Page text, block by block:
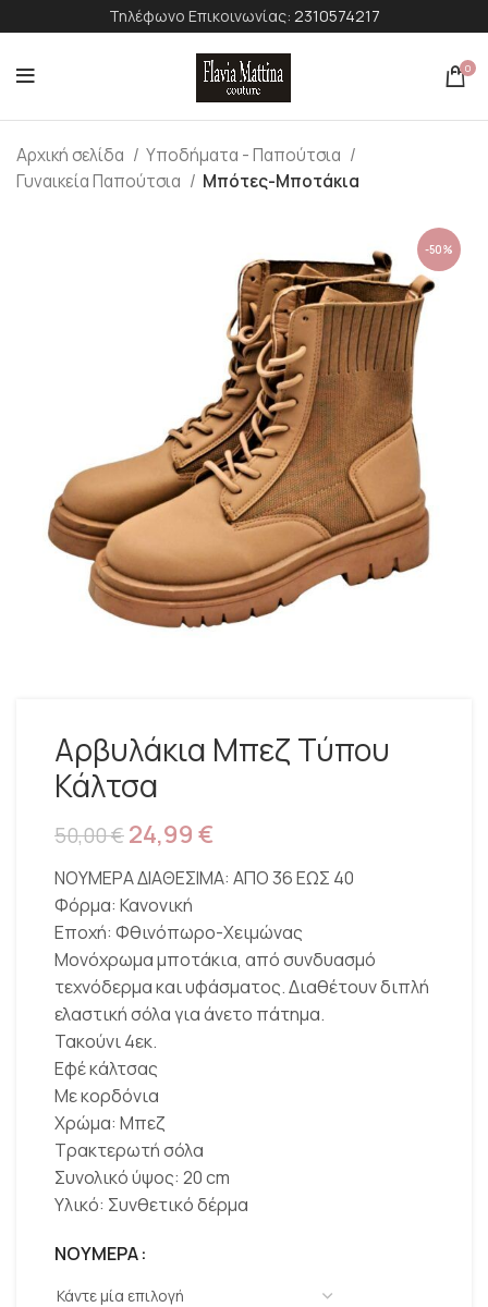
Τηλέφωνο Επικοινωνίας: 2310574217
0
Αρχική σελίδα
Υποδήματα - Παπούτσια
Γυναικεία Παπούτσια
Μπότες-Μποτάκια
-50%
Αρβυλάκια Μπεζ Τύπου
Κάλτσα
50,00€24,99 €
ΝΟΥΜΕΡΑ ΔΙΑΘΕΣΙΜΑ: ΑΠΟ 36 ΕΩΣ 40
Φόρμα: Κανονική
Εποχή: Φθινόπωρο-Χειμώνας
Μονόχρωμα μποτάκια, από συνδυασμό
τεχνόδερμα και υφάσματος. Διαθέτουν διπλή
ελαστική σόλα για άνετο πάτημα.
Τακούνι 4εκ.
Εφέ κάλτσας
Με κορδόνια
Χρώμα: Μπεζ
Τρακτερωτή σόλα
Συνολικό ύψος: 20 cm
Υλικό: Συνθετικό δέρμα
ΝΟΥΜΕΡΑ